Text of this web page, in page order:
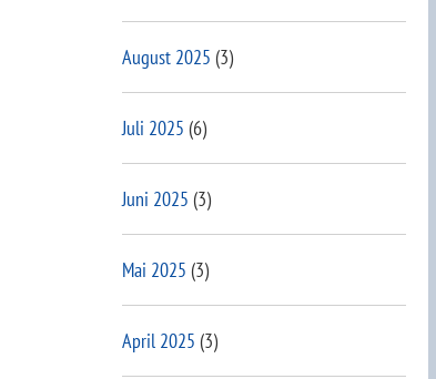
August 2025 (3)
Juli 2025 (6)
Juni 2025 (3)
Mai 2025 (3)
April 2025 (3)